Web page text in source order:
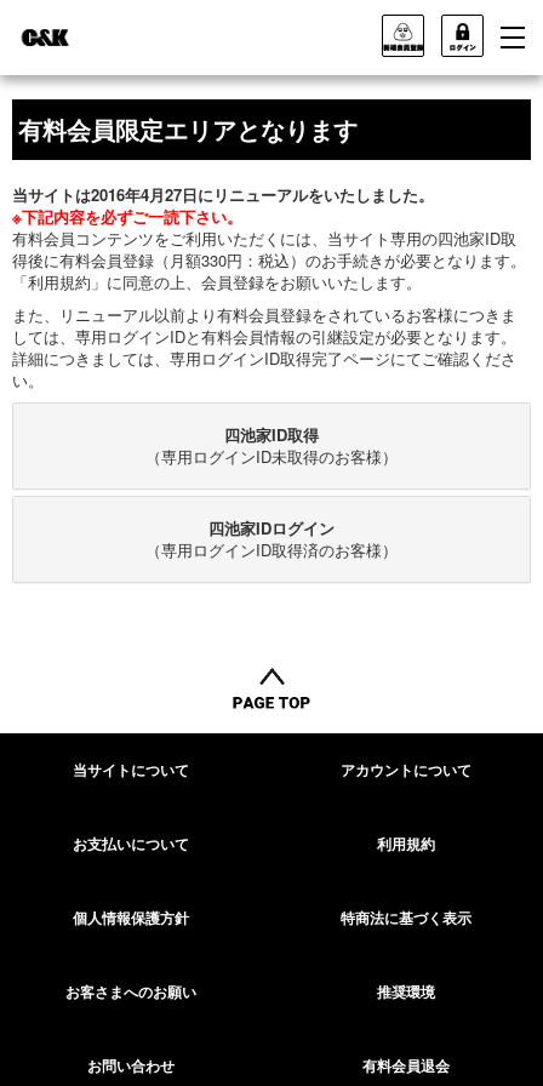
有料会員限定エリアとなります
当サイトは2016年4月27日にリニューアルをいたしました。
※下記内容を必ずご一読下さい。
有料会員コンテンツをご利用いただくには、当サイト専用の四池家ID取
得後に有料会員登録（月額330円：税込）のお手続きが必要となります。
「利用規約」に同意の上、会員登録をお願いいたします。
また、リニューアル以前より有料会員登録をされているお客様につきま
しては、専用ログインIDと有料会員情報の引継設定が必要となります。
詳細につきましては、専用ログインID取得完了ページにてご確認くださ
い。
四池家ID取得
（専用ログインID未取得のお客様）
四池家IDログイン
（専用ログインID取得済のお客様）
当サイトについて アカウントについて
お支払いについて 利用規約
個人情報保護方針 特商法に基づく表示
お客さまへのお願い 推奨環境
お問い合わせ 有料会員退会